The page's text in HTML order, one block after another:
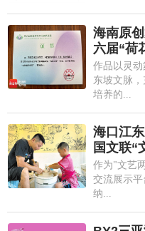
海南原
六届“荷
作品以灵
东坡文脉
培养的...
海口江
国文联“
作为"文艺
交流展示
纳...